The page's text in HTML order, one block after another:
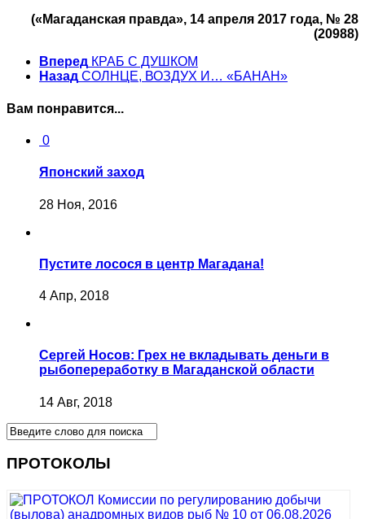
(«Магаданская правда», 14 апреля 2017 года, № 28
(20988)
Вперед КРАБ С ДУШКОМ
Назад СОЛНЦЕ, ВОЗДУХ И… «БАНАН»
Вам понравится...
0
Японский заход
28 Ноя, 2016
Пустите лосося в центр Магадана!
4 Апр, 2018
Сергей Носов: Грех не вкладывать деньги в
рыбопереработку в Магаданской области
14 Авг, 2018
ПРОТОКОЛЫ